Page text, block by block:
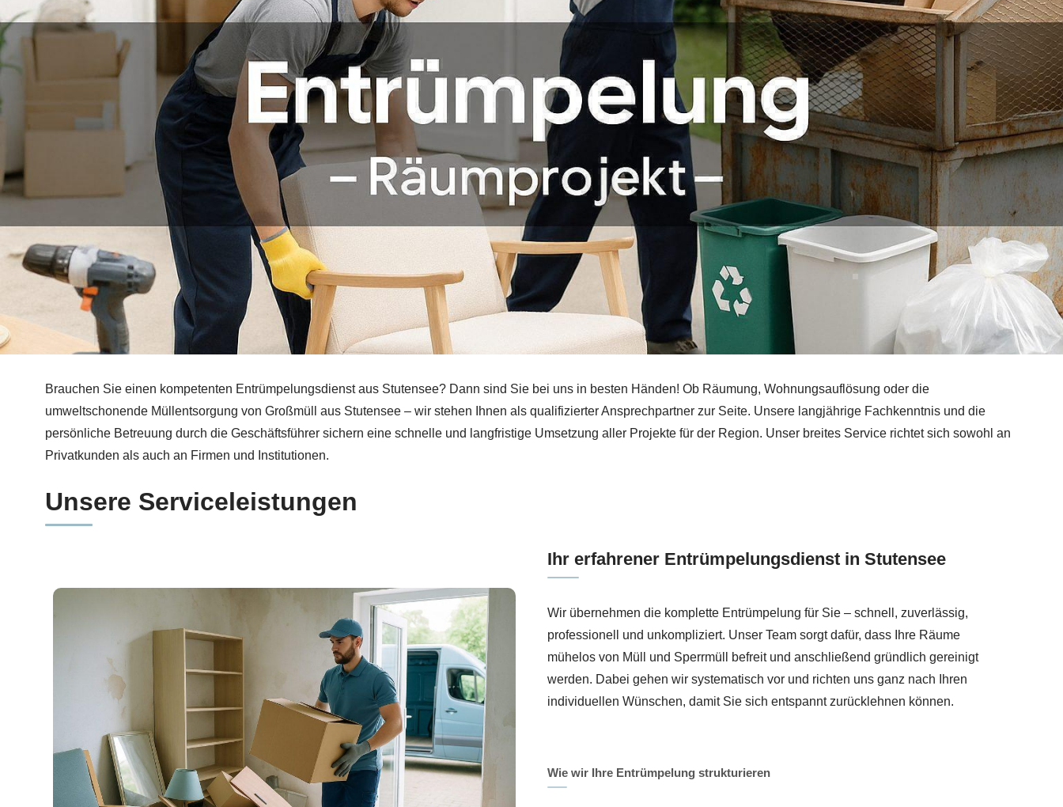
Kompetente Entrümpelung in Stutensee bei 🏡RäumProjekt sowie ↗️Wohnungsauflösung, Haushaltsauflösung, Entrümpelungsfirma, Messie Wohnung entrümpeln
Brauchen Sie einen kompetenten Entrümpelungsdienst aus Stutensee? Dann sind Sie bei uns in besten Händen! Ob Räumung, Wohnungsauflösung oder die
umweltschonende Müllentsorgung von Großmüll aus Stutensee – wir stehen Ihnen als qualifizierter Ansprechpartner zur Seite. Unsere langjährige Fachkenntnis und die
persönliche Betreuung durch die Geschäftsführer sichern eine schnelle und langfristige Umsetzung aller Projekte für der Region. Unser breites Service richtet sich sowohl an
Privatkunden als auch an Firmen und Institutionen.
Unsere Serviceleistungen
Ihr erfahrener Entrümpelungsdienst in Stutensee
Wir übernehmen die komplette Entrümpelung für Sie – schnell, zuverlässig,
professionell und unkompliziert. Unser Team sorgt dafür, dass Ihre Räume
mühelos von Müll und Sperrmüll befreit und anschließend gründlich gereinigt
werden. Dabei gehen wir systematisch vor und richten uns ganz nach Ihren
individuellen Wünschen, damit Sie sich entspannt zurücklehnen können.
Wie wir Ihre Entrümpelung strukturieren